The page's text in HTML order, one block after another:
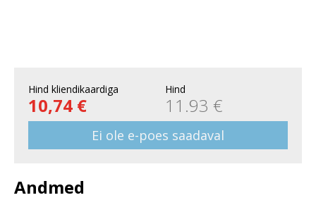
Hind kliendikaardiga
10,74 €
Hind
11.93 €
Ei ole e-poes saadaval
Andmed